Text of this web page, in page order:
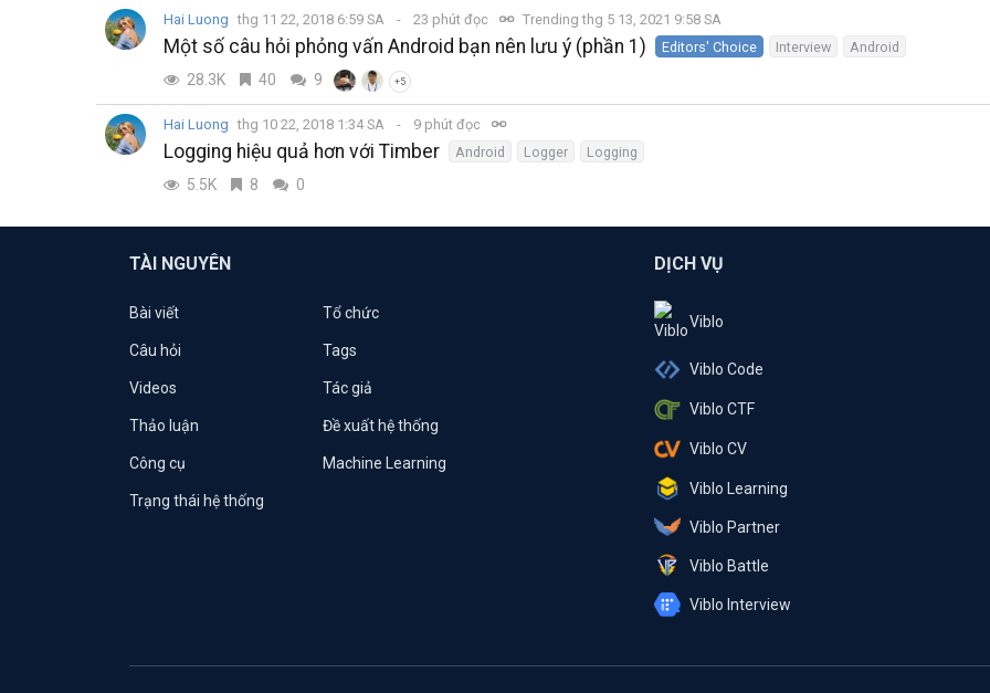
Hai Luong thg 11 22, 2018 6:59 SA 23 phút đọc Trending thg 5 13, 2021 9:58 SA
Một số câu hỏi phỏng vấn Android bạn nên lưu ý (phần 1) Editors' Choice Interview Android
28.3K 40 9 +5
Hai Luong thg 10 22, 2018 1:34 SA 9 phút đọc
Logging hiệu quả hơn với Timber Android Logger Logging
5.5K 8 0
TÀI NGUYÊN
Bài viết Tổ chức
Câu hỏi Tags
Videos Tác giả
Thảo luận Đề xuất hệ thống
Công cụ Machine Learning
Trạng thái hệ thống
DỊCH VỤ
Viblo
Viblo Code
Viblo CTF
Viblo CV
Viblo Learning
Viblo Partner
Viblo Battle
Viblo Interview